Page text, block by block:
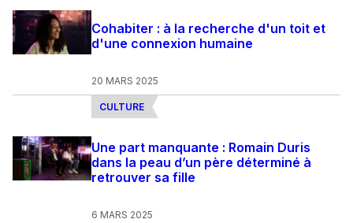
Cohabiter : à la recherche d'un toit et
d'une connexion humaine
20 MARS 2025
CULTURE
Une part manquante : Romain Duris
dans la peau d’un père déterminé à
retrouver sa fille
6 MARS 2025